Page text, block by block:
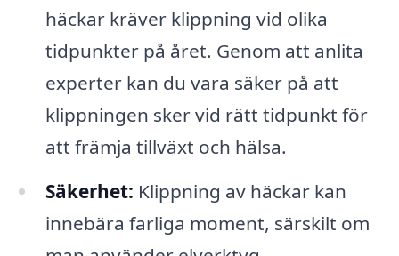
häckar kräver klippning vid olika
tidpunkter på året. Genom att anlita
experter kan du vara säker på att
klippningen sker vid rätt tidpunkt för
att främja tillväxt och hälsa.
Säkerhet: Klippning av häckar kan
innebära farliga moment, särskilt om